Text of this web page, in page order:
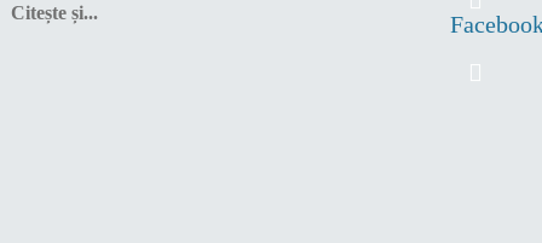
Citește și...